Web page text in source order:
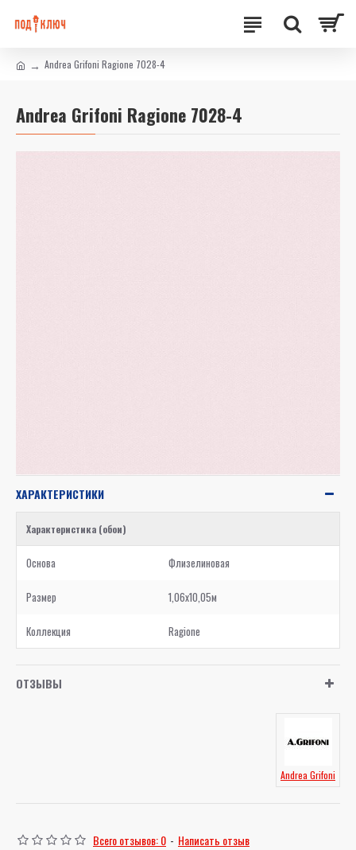
Andrea Grifoni Ragione 7028-4
Andrea Grifoni Ragione 7028-4
ХАРАКТЕРИСТИКИ
Характеристика (обои)
Основа Флизелиновая
Размер 1,06x10,05м
Коллекция Ragione
ОТЗЫВЫ
Andrea Grifoni
Всего отзывов: 0 - Написать отзыв